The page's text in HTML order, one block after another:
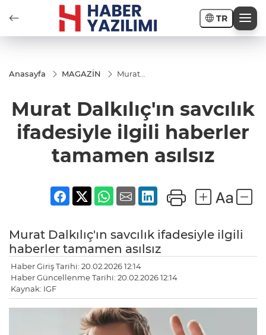
TR
Anasayfa MAGAZİN
Murat
ifadesiyle
ilgili
haberler
tamamen
asılsız
Murat Dalkılıç'ın savcılık
ifadesiyle ilgili haberler
tamamen asılsız
Murat Dalkılıç'ın savcılık ifadesiyle ilgili
haberler tamamen asılsız
Haber Giriş Tarihi: 20.02.2026 12:14
Haber Güncellenme Tarihi: 20.02.2026 12:14
Kaynak: IGF